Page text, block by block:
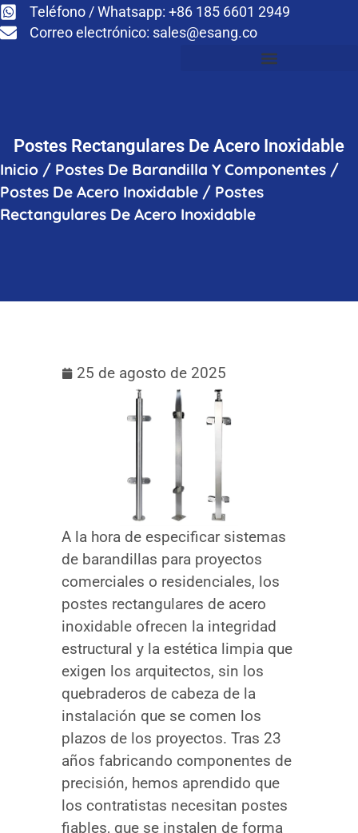
Teléfono / Whatsapp: +86 185 6601 2949
Correo electrónico: sales@esang.co
Postes Rectangulares De Acero Inoxidable
Inicio / Postes De Barandilla Y Componentes /
Postes De Acero Inoxidable / Postes
Rectangulares De Acero Inoxidable
25 de agosto de 2025
A la hora de especificar sistemas
de barandillas para proyectos
comerciales o residenciales, los
postes rectangulares de acero
inoxidable ofrecen la integridad
estructural y la estética limpia que
exigen los arquitectos, sin los
quebraderos de cabeza de la
instalación que se comen los
plazos de los proyectos. Tras 23
años fabricando componentes de
precisión, hemos aprendido que
los contratistas necesitan postes
fiables, que se instalen de forma